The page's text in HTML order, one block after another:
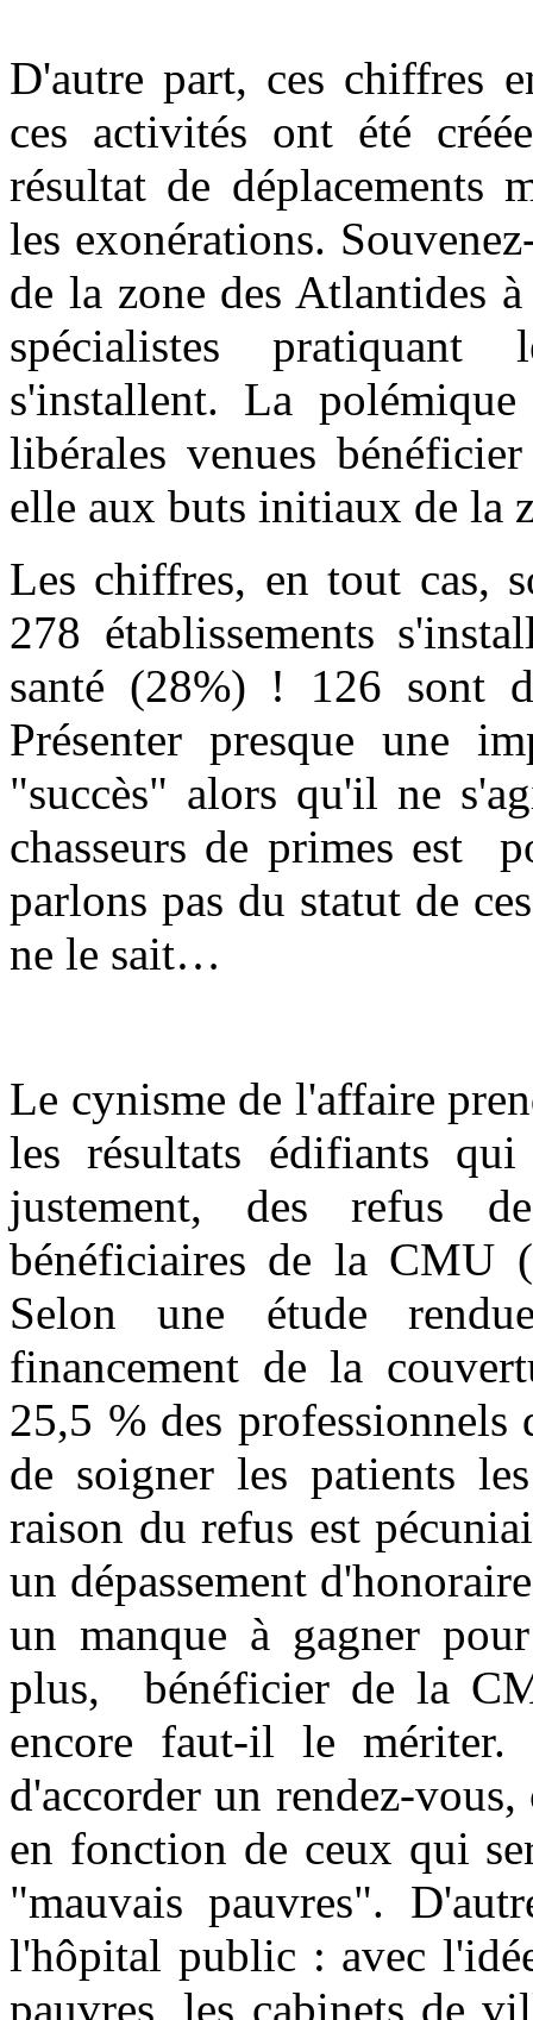
D'autre part, ces chiffres
ces activités ont été
résultat de déplacements
les exonérations.
de la zone des Atlantides
spécialistes pratiquant
s'installent. La
libérales venues
elle aux buts initiaux de la
Les chiffres, en tout cas,
278 établissements
santé (28%) ! 126 sont
Présenter presque une
"succès" alors qu'il ne
chasseurs de primes est
parlons pas du statut de
ne le sait…
Le cynisme de l'affaire
les résultats édifiants
justement, des refus
bénéficiaires de la CMU
Selon une étude
financement de la
25,5 % des professionnels
de soigner les patients
raison du refus est
un dépassement
un manque à gagner
plus,
bénéficier de la
encore faut-il le mériter.
d'accorder un rendez-
en fonction de ceux qui
"mauvais pauvres".
l'hôpital public : avec
pauvres, les cabinets de